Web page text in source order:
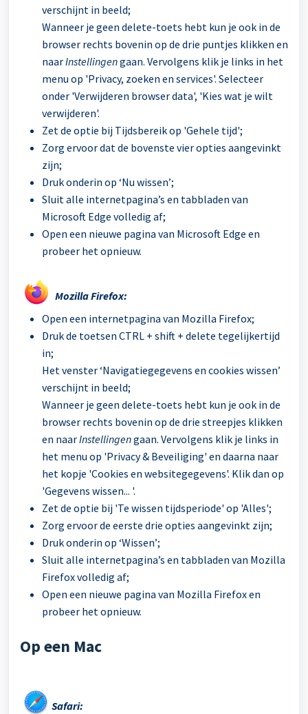
verschijnt in beeld;
Wanneer je geen delete-toets hebt kun je ook in de
browser rechts bovenin op de drie puntjes klikken en
naarInstellingengaan. Vervolgens klik je links in het
menu op 'Privacy, zoeken en services'. Selecteer
onder 'Verwijderen browser data', 'Kies wat je wilt
verwijderen'.
Zet de optie bij Tijdsbereik op 'Gehele tijd';
Zorg ervoor dat de bovenste vier opties aangevinkt
zijn;
Druk onderin op ‘Nu wissen’;
Sluit alle internetpagina’s en tabbladen van
Microsoft Edge volledig af;
Open een nieuwe pagina van Microsoft Edge en
probeer het opnieuw.
Mozilla Firefox:
Open een internetpagina van Mozilla Firefox;
Druk de toetsen CTRL + shift + delete tegelijkertijd
in;
Het venster ‘Navigatiegegevens en cookies wissen’
verschijnt in beeld;
Wanneer je geen delete-toets hebt kun je ook in de
browser rechts bovenin op de drie streepjes klikken
en naarInstellingengaan. Vervolgens klik je links in
het menu op 'Privacy & Beveiliging' en daarna naar
het kopje 'Cookies en websitegegevens'. Klik dan op
'Gegevens wissen... '.
Zet de optie bij 'Te wissen tijdsperiode' op 'Alles';
Zorg ervoor de eerste drie opties aangevinkt zijn;
Druk onderin op ‘Wissen’;
Sluit alle internetpagina’s en tabbladen van Mozilla
Firefox volledig af;
Open een nieuwe pagina van Mozilla Firefox en
probeer het opnieuw.
Op een Mac
Safari: